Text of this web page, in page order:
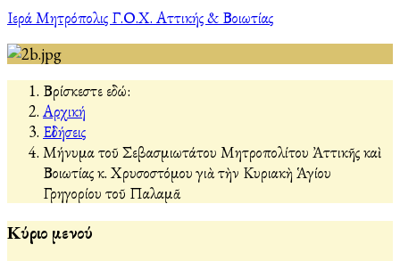
Ιερά Μητρόπολις Γ.Ο.Χ. Αττικής & Βοιωτίας
Βρίσκεστε εδώ:
Αρχική
Εἰδήσεις
Μήνυμα τοῦ Σεβασμιωτάτου Μητροπολίτου Ἀττικῆς καὶ
Βοιωτίας κ. Χρυσοστόμου γιὰ τὴν Κυριακὴ Ἁγίου
Γρηγορίου τοῦ Παλαμᾶ
Κύριο μενού